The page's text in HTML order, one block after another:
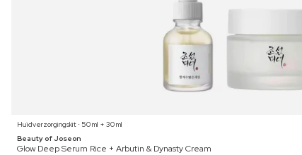
Huidverzorgingskit ⋅ 50 ml + 30 ml
Beauty of Joseon
Glow Deep Serum Rice + Arbutin & Dynasty Cream